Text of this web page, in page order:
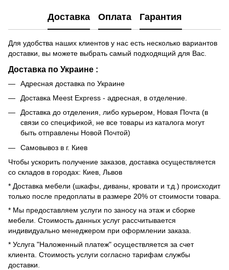
Доставка Оплата Гарантия
Для удобства наших клиентов у нас есть несколько вариантов
доставки, вы можете выбрать самый подходящий для Вас.
Доставка по Украине :
Адресная доставка по Украине
Доставка Meest Express - адресная, в отделение.
Доставка до отделения, либо курьером, Новая Почта (в
связи со спецификой, не все товары из каталога могут
быть отправлены Новой Почтой)
Самовывоз в г. Киев
Чтобы ускорить получение заказов, доставка осуществляется
со складов в городах: Киев, Львов
* Доставка мебели (шкафы, диваны, кровати и т.д.) происходит
только после предоплаты в размере 20% от стоимости товара.
* Мы предоставляем услуги по заносу на этаж и сборке
мебели. Стоимость данных услуг рассчитывается
индивидуально менеджером при оформлении заказа.
* Услуга "Наложенный платеж" осуществляется за счет
клиента. Стоимость услуги согласно тарифам службы
доставки.